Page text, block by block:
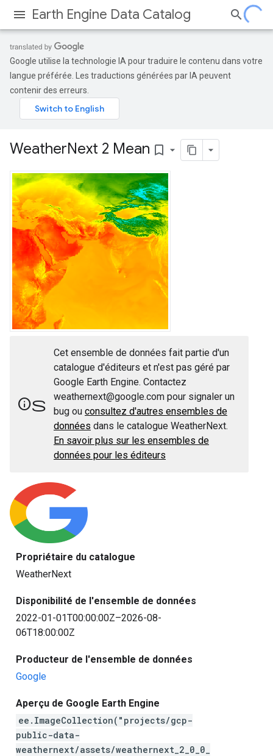
Earth Engine Data Catalog
Google utilise la technologie IA pour traduire le contenu dans votre
langue préférée. Les traductions générées par IA peuvent
contenir des erreurs.
WeatherNext 2 Mean bookmark_border
infos
Cet ensemble de données fait partie d'un
catalogue d'éditeurs et n'est pas géré par
Google Earth Engine. Contactez
weathernext@google.com pour signaler un
bug ou consultez d'autres ensembles de
données dans le catalogue WeatherNext.
En savoir plus sur les ensembles de
données pour les éditeurs
Propriétaire du catalogue
WeatherNext
Disponibilité de l'ensemble de données
2022-01-01T00:00:00Z–2026-08-
06T18:00:00Z
Producteur de l'ensemble de données
Google
Aperçu de Google Earth Engine
ee.ImageCollection("projects/gcp-
public-data-
weathernext/assets/weathernext_2_0_0_